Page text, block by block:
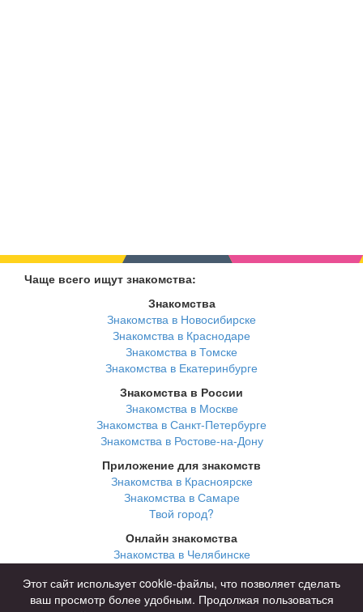
Чаще всего ищут знакомства:
Знакомства
Знакомства в Новосибирске
Знакомства в Краснодаре
Знакомства в Томске
Знакомства в Екатеринбурге
Знакомства в России
Знакомства в Москве
Знакомства в Санкт-Петербурге
Знакомства в Ростове-на-Дону
Приложение для знакомств
Знакомства в Красноярске
Знакомства в Самаре
Твой город?
Онлайн знакомства
Знакомства в Челябинске
Знакомства в Нижнем Новгороде
Этот сайт использует cookie-файлы, что позволяет сделать
ваш просмотр более удобным. Продолжая пользоваться